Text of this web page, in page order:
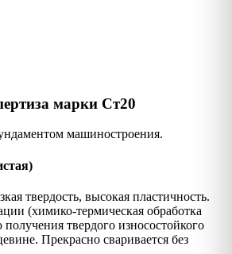
марки Ст20
машиностроения.
твердость, высокая пластичность.
(химико-термическая обработка
твердого износостойкого
Прекрасно сваривается без